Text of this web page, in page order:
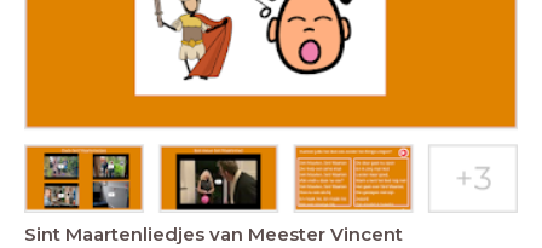
Sint Maartenliedjes van Meester Vincent